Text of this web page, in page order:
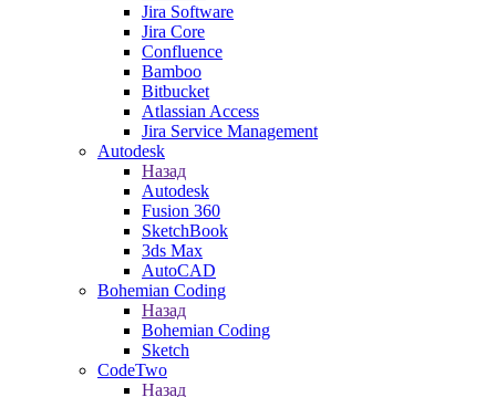
Jira Software
Jira Core
Confluence
Bamboo
Bitbucket
Atlassian Access
Jira Service Management
Autodesk
Назад
Autodesk
Fusion 360
SketchBook
3ds Max
AutoCAD
Bohemian Coding
Назад
Bohemian Coding
Sketch
CodeTwo
Назад